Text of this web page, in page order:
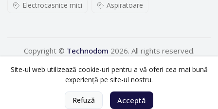
Electrocasnice mici Aspiratoare
Copyright © Technodom 2026. All rights reserved.
Site-ul web utilizează cookie-uri pentru a vă oferi cea mai bună
experiență pe site-ul nostru.
Refuză Acceptă